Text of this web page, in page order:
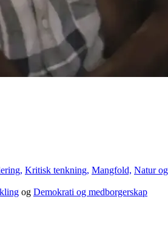
Kritisk tenkning, Mangfold, Natur
og Demokrati og medborgerskap